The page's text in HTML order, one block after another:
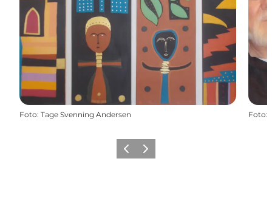
Foto: Tage Svenning Andersen Foto:
ForrigeNæste